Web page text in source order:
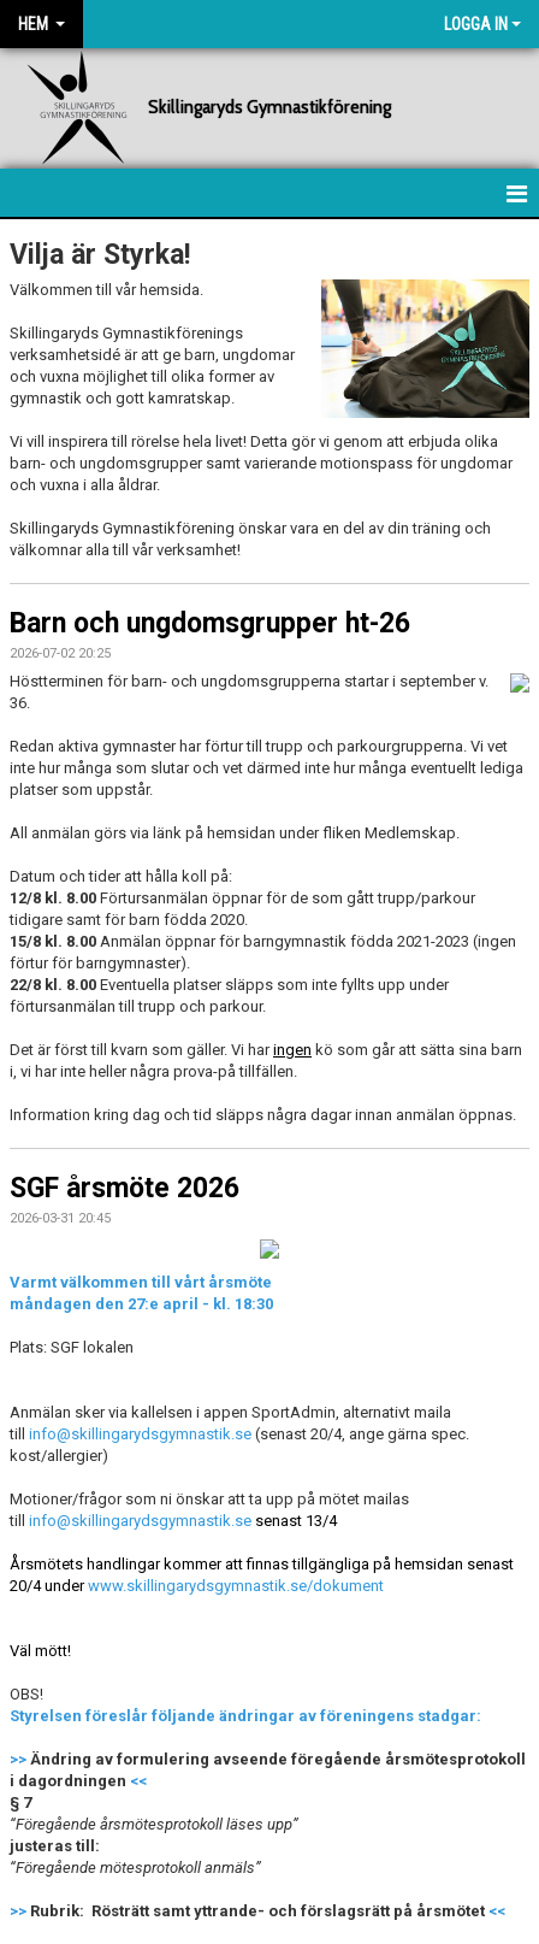
HEM LOGGA IN
Skillingaryds Gymnastikförening
HEM
NYHETER
FÖRENINGEN
KALENDER
BILDGALLERI
VÅRA LEDARE
F A Q
Vilja är Styrka!
Välkommen till vår hemsida.
Skillingaryds Gymnastikförenings
verksamhetsidé är att ge barn, ungdomar
och vuxna möjlighet till olika former av
gymnastik och gott kamratskap.
Vi vill inspirera till rörelse hela livet! Detta gör vi genom att erbjuda olika
barn- och ungdomsgrupper samt varierande motionspass för ungdomar
och vuxna i alla åldrar.
Skillingaryds Gymnastikförening önskar vara en del av din träning och
välkomnar alla till vår verksamhet!
Barn och ungdomsgrupper ht-26
2026-07-02 20:25
Höstterminen för barn- och ungdomsgrupperna startar i september v.
36.
Redan aktiva gymnaster har förtur till trupp och parkourgrupperna. Vi vet
inte hur många som slutar och vet därmed inte hur många eventuellt lediga
platser som uppstår.
All anmälan görs via länk på hemsidan under fliken Medlemskap.
Datum och tider att hålla koll på:
12/8 kl. 8.00 Förtursanmälan öppnar för de som gått trupp/parkour
tidigare samt för barn födda 2020.
15/8 kl. 8.00 Anmälan öppnar för barngymnastik födda 2021-2023 (ingen
förtur för barngymnaster).
22/8 kl. 8.00 Eventuella platser släpps som inte fyllts upp under
förtursanmälan till trupp och parkour.
Det är först till kvarn som gäller. Vi haringen kö som går att sätta sina barn
i, vi har inte heller några prova-på tillfällen.
Information kring dag och tid släpps några dagar innan anmälan öppnas.
SGF årsmöte 2026
2026-03-31 20:45
Varmt välkommen till vårt årsmöte
måndagen den 27:e april - kl. 18:30
Plats: SGF lokalen
Anmälan sker via kallelsen i appen SportAdmin, alternativt maila
till info@skillingarydsgymnastik.se (senast 20/4, ange gärna spec.
kost/allergier)
Motioner/frågor som ni önskar att ta upp på mötet mailas
till info@skillingarydsgymnastik.se senast 13/4
Årsmötets handlingar kommer att finnas tillgängliga på hemsidan senast
20/4 underwww.skillingarydsgymnastik.se/dokument
Väl mött!
OBS!
Styrelsen föreslår följande ändringar av föreningens stadgar:
>> Ändring av formulering avseende föregående årsmötesprotokoll
i dagordningen <<
§ 7
“Föregående årsmötesprotokoll läses upp”
justeras till:
“Föregående mötesprotokoll anmäls”
>> Rubrik: Rösträtt samt yttrande- och förslagsrätt på årsmötet <<